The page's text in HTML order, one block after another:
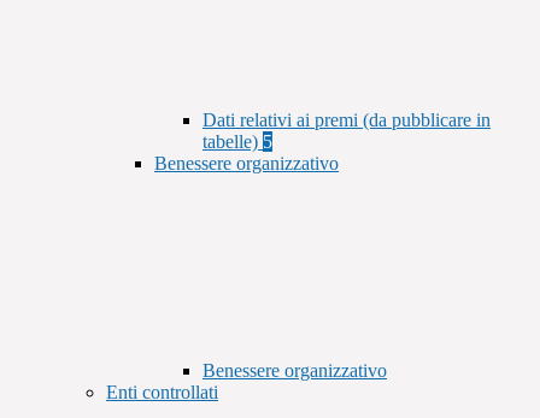
Dati relativi ai premi (da pubblicare in
tabelle) 5
Benessere organizzativo
Benessere organizzativo
Enti controllati